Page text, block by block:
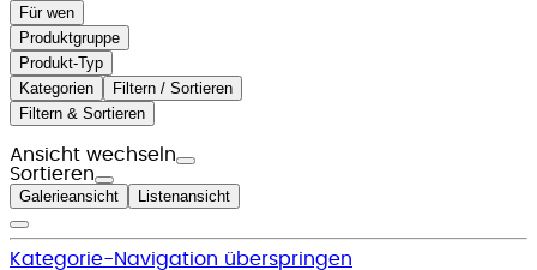
Für wen
Produktgruppe
Produkt-Typ
Kategorien
Filtern / Sortieren
Filtern & Sortieren
Ansicht wechseln
Sortieren
Galerieansicht Listenansicht
Kategorie-Navigation überspringen